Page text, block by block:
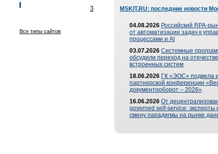
3
Все типы сайтов
MSKIT.RU: последние новости
04.08.2026 Российский RPA-
от автоматизации задач к
процессами и AI
03.07.2026 Системные
обсудили переход на
встроенных систем
18.06.2026 ГК «ЭОС» подвела
партнерской конференции
документооборот – 2026»
16.06.2026 От
governed self-service: эксперты
смену парадигмы на рынке